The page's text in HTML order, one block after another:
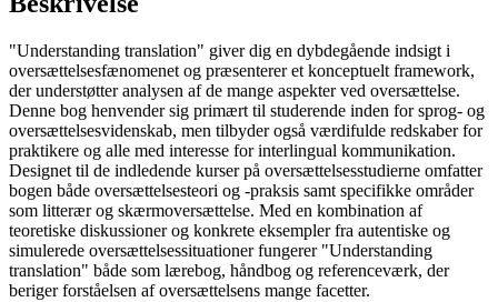
"Understanding translation" giver dig en dybdegående indsigt i
oversættelsesfænomenet og præsenterer et konceptuelt framework,
der understøtter analysen af de mange aspekter ved oversættelse.
Denne bog henvender sig primært til studerende inden for sprog- og
oversættelsesvidenskab, men tilbyder også værdifulde redskaber for
praktikere og alle med interesse for interlingual kommunikation.
Designet til de indledende kurser på oversættelsesstudierne omfatter
bogen både oversættelsesteori og -praksis samt specifikke områder
som litterær og skærmoversættelse. Med en kombination af
teoretiske diskussioner og konkrete eksempler fra autentiske og
simulerede oversættelsessituationer fungerer "Understanding
translation" både som lærebog, håndbog og referenceværk, der
beriger forståelsen af oversættelsens mange facetter.